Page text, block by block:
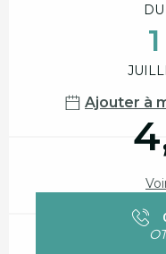
DU
1
Ajouter à